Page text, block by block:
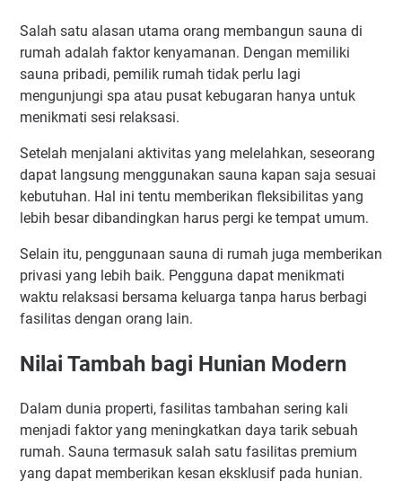
Salah satu alasan utama orang membangun sauna di
rumah adalah faktor kenyamanan. Dengan memiliki
sauna pribadi, pemilik rumah tidak perlu lagi
mengunjungi spa atau pusat kebugaran hanya untuk
menikmati sesi relaksasi.
Setelah menjalani aktivitas yang melelahkan, seseorang
dapat langsung menggunakan sauna kapan saja sesuai
kebutuhan. Hal ini tentu memberikan fleksibilitas yang
lebih besar dibandingkan harus pergi ke tempat umum.
Selain itu, penggunaan sauna di rumah juga memberikan
privasi yang lebih baik. Pengguna dapat menikmati
waktu relaksasi bersama keluarga tanpa harus berbagi
fasilitas dengan orang lain.
Nilai Tambah bagi Hunian Modern
Dalam dunia properti, fasilitas tambahan sering kali
menjadi faktor yang meningkatkan daya tarik sebuah
rumah. Sauna termasuk salah satu fasilitas premium
yang dapat memberikan kesan eksklusif pada hunian.